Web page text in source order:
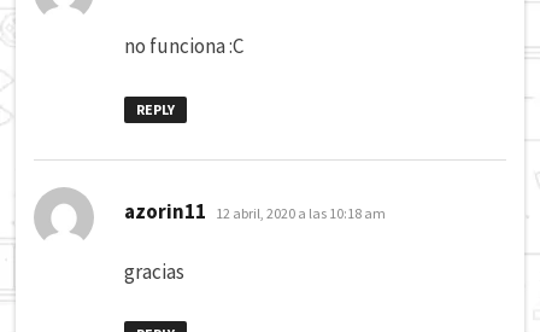
no funciona :C
REPLY
azorin11 dice:
12 abril, 2020 a las 10:18 am
gracias